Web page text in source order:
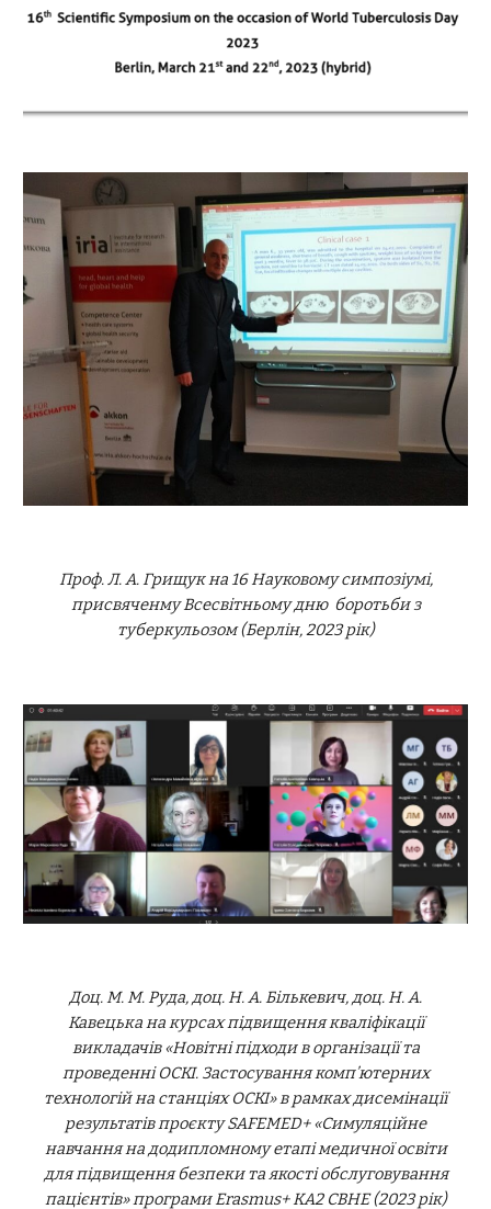
Проф. Л. А. Грищук на 16 Науковомусимпозіумі,
присвяченмуВсесвітньому дню боротьби з
туберкульозом (Берлін,2023 рік)
Доц. М. М. Руда, доц. Н. А. Бількевич, доц. Н. А.
Кавецька на курсах підвищення кваліфікації
викладачів «Новітні підходи в організації та
проведенні ОСКІ. Застосування комп’ютерних
технологій на станціях ОСКІ» в рамках дисемінації
результатів проєкту SAFEMED+ «Симуляційне
навчання на додипломному етапі медичної освіти
для підвищення безпеки та якості обслуговування
пацієнтів» програми Erasmus+ КA2 CBHE (2023 рік)